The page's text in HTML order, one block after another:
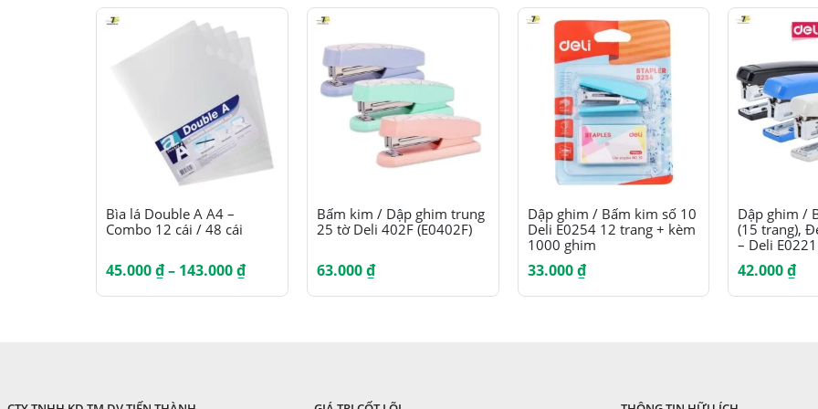
Bìa lá Double A A4 –
Combo 12 cái / 48 cái
45.000₫– 143.000₫Khoảng
từ
Bấm kim / Dập ghim trung
25 tờ Deli 402F (E0402F)
63.000₫
Dập ghim / Bấm kim số 10
Deli E0254 12 trang + kèm
1000 ghim
33.000₫
Dập ghim /
(15 trang),
– Deli E0221
42.000₫